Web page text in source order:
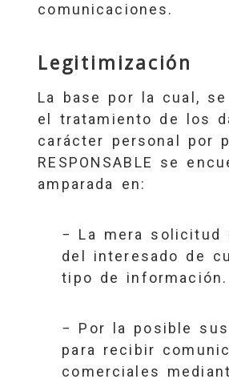
comunicaciones.
Legitimización
La base por la cual,
el tratamiento de los
carácter personal por
RESPONSABLE se
amparada en:
− La mera solicitud
del interesado de
tipo de información.
− Por la posible
para recibir
comerciales